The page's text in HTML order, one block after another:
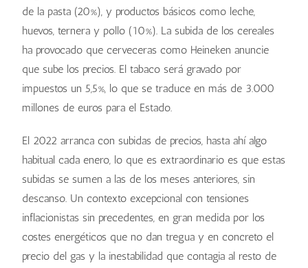
de la pasta (20%), y productos básicos como leche,
huevos, ternera y pollo (10%). La subida de los cereales
ha provocado que cerveceras como Heineken anuncie
que sube los precios. El tabaco será gravado por
impuestos un 5,5%, lo que se traduce en más de 3.000
millones de euros para el Estado.
El 2022 arranca con subidas de precios, hasta ahí algo
habitual cada enero, lo que es extraordinario es que estas
subidas se sumen a las de los meses anteriores, sin
descanso. Un contexto excepcional con tensiones
inflacionistas sin precedentes, en gran medida por los
costes energéticos que no dan tregua y en concreto el
precio del gas y la inestabilidad que contagia al resto de